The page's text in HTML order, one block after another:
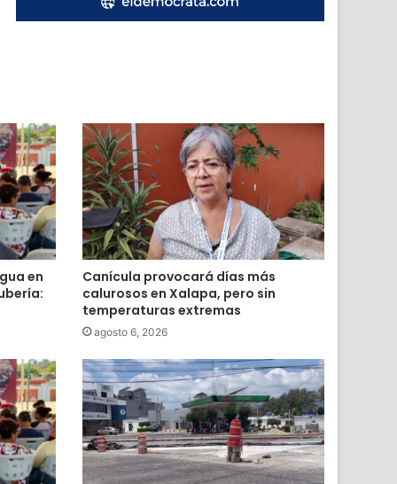
en
Canícula provocará días más
calurosos en Xalapa, pero sin
temperaturas extremas
agosto 6, 2026